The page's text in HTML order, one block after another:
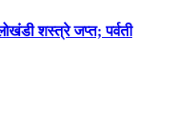
शस्त्रे जप्त; पर्वती